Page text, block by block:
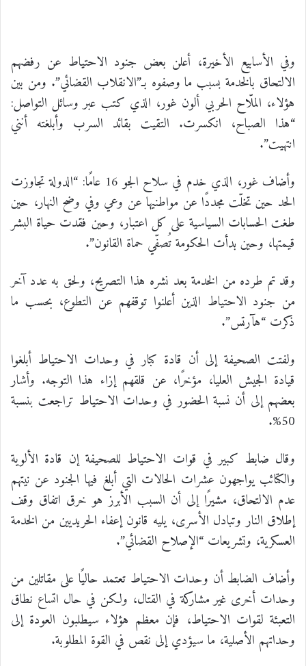
وفي الأسابيع الأخيرة، أعلن بعض جنود الاحتياط عن رفضهم
الالتحاق بالخدمة بسبب ما وصفوه بـ”الانقلاب القضائي”. ومن بين
هؤلاء، الملّاح الحربي ألون غور، الذي كتب عبر وسائل التواصل:
“هذا الصباح، انكسرت. التقيت بقائد السرب وأبلغته أنني
انتهيت”.
وأضاف غور، الذي خدم في سلاح الجو 16 عامًا: “الدولة تجاوزت
الحد حين تخلّت مجددًا عن مواطنيها عن وعي وفي وضح النهار، حين
طغت الحسابات السياسية على كل اعتبار، وحين فقدت حياة البشر
قيمتها، وحين بدأت الحكومة تُصفّي حماة القانون”.
وقد تم طرده من الخدمة بعد نشره هذا التصريح، ولحق به عدد آخر
من جنود الاحتياط الذين أعلنوا توقفهم عن التطوع، بحسب ما
ذكرت “هآرتس”.
ولفتت الصحيفة إلى أن قادة كبار في وحدات الاحتياط أبلغوا
قيادة الجيش العليا، مؤخرًا، عن قلقهم إزاء هذا التوجه. وأشار
بعضهم إلى أن نسبة الحضور في وحدات الاحتياط تراجعت بنسبة
50%.
وقال ضابط كبير في قوات الاحتياط للصحيفة إن قادة الألوية
والكتائب يواجهون عشرات الحالات التي أبلغ فيها الجنود عن نيتهم
عدم الالتحاق، مشيرًا إلى أن السبب الأبرز هو خرق اتفاق وقف
إطلاق النار وتبادل الأسرى، يليه قانون إعفاء الحريديين من الخدمة
العسكرية، وتشريعات “الإصلاح القضائي”.
وأضاف الضابط أن وحدات الاحتياط تعتمد حاليًا على مقاتلين من
وحدات أخرى غير مشاركة في القتال، ولكن في حال اتساع نطاق
التعبئة لقوات الاحتياط، فإن معظم هؤلاء سيطلبون العودة إلى
وحداتهم الأصلية، ما سيؤدي إلى نقص في القوة المطلوبة.